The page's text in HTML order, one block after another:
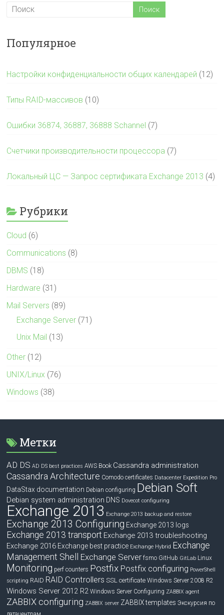
Популярное
Настройки конфиденциальности общих календарей (12)
Типы RAID-массивов (10)
Ошибки 36874, 36887, 36888 Schannel (7)
Счетчики производительности процессора (7)
Локальный ЦС — Запрос сертификата Exchange 2013 (4)
Рубрики
Cloud (6)
Communications (8)
DBMS (18)
Hardware (31)
Mail Servers (89)
Exchange Server (71)
Unix Mail (13)
Other (12)
UNIX/Linux (76)
Windows (38)
Метки
AD DS AD DS best practices AWS Book Cassandra administration
Cassandra Architecture Comodo certificates Datacenter Expedition Pro
DataStax documentation Debian configuring Debian Soft
Debian system administration DNS Dovecot configuring
Exchange 2013 Exchange 2013 backup and restore
Exchange 2013 Configuring Exchange 2013 logs
Exchange 2013 transport Exchange 2013 troubleshooting
Exchange 2016 Exchange best practice Exchange Hybrid Exchange
Management Shell
Exchange Server fsmo GitHub GitLab Linux
Monitoring perf counters Postfix Postfix configuring PowerShell
scripting RAID RAID Controllers SSL certificate Windows Server 2008 R2
Windows Server 2012 R2 Windows Server Configuring ZABBIX agent
ZABBIX configuring ZABBIX server ZABBIX templates Экскурсия по